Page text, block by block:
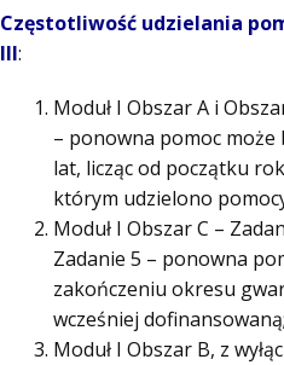
Częstotliwość udzielania
III:
Moduł I Obszar A i
– ponowna pomoc może
lat, licząc od początku
którym udzielono
Moduł I Obszar C –
Zadanie 5 – ponowna
zakończeniu okresu
wcześniej dofinansowaną;
Moduł I Obszar B, z